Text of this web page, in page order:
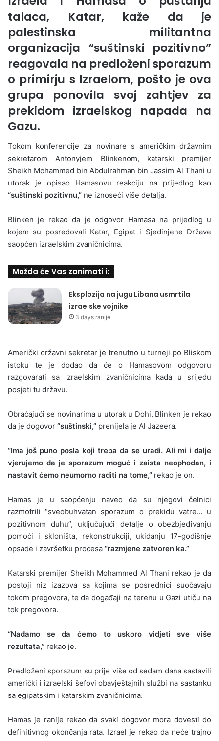
talaca, Katar, kaže da je
palestinska militantna
organizacija “suštinski pozitivno”
reagovala na predloženi sporazum
o primirju s Izraelom, pošto je ova
grupa ponovila svoj zahtjev za
prekidom izraelskog napada na
Gazu.
Tokom konferencije za novinare s američkim državnim
sekretarom Antonyjem Blinkenom, katarski premijer
Sheikh Mohammed bin Abdulrahman bin Jassim Al Thani u
utorak je opisao Hamasovu reakciju na prijedlog kao
“suštinski pozitivnu,” ne iznoseći više detalja.
Blinken je rekao da je odgovor Hamasa na prijedlog u
kojem su posredovali Katar, Egipat i Sjedinjene Države
saopćen izraelskim zvaničnicima.
Možda će Vas zanimati i:
Eksplozija na jugu Libana usmrtila
izraelske vojnike
3 days ranije
Američki državni sekretar je trenutno u turneji po Bliskom
istoku te je dodao da će o Hamasovom odgovoru
razgovarati sa izraelskim zvaničnicima kada u srijedu
posjeti tu državu.
Obraćajući se novinarima u utorak u Dohi, Blinken je rekao
da je dogovor “suštinski,” prenijela je Al Jazeera.
“Ima još puno posla koji treba da se uradi. Ali mi i dalje
vjerujemo da je sporazum moguć i zaista neophodan, i
nastavit ćemo neumorno raditi na tome,” rekao je on.
Hamas je u saopćenju naveo da su njegovi čelnici
razmotrili “sveobuhvatan sporazum o prekidu vatre… u
pozitivnom duhu”, uključujući detalje o obezbjeđivanju
pomoći i skloništa, rekonstrukciji, ukidanju 17-godišnje
opsade i završetku procesa “razmjene zatvorenika.”
Katarski premijer Sheikh Mohammed Al Thani rekao je da
postoji niz izazova sa kojima se posrednici suočavaju
tokom pregovora, te da događaji na terenu u Gazi utiču na
tok pregovora.
“Nadamo se da ćemo to uskoro vidjeti sve više
rezultata,” rekao je.
Predloženi sporazum su prije više od sedam dana sastavili
američki i izraelski šefovi obavještajnih službi na sastanku
sa egipatskim i katarskim zvaničnicima.
Hamas je ranije rekao da svaki dogovor mora dovesti do
definitivnog okončanja rata. Izrael je rekao da neće trajno